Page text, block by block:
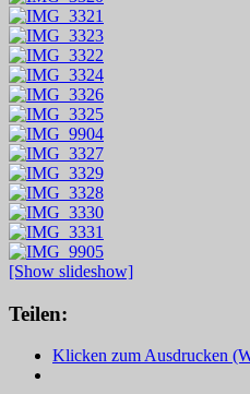
[Show slideshow]
Teilen:
Klicken zum Ausdrucken